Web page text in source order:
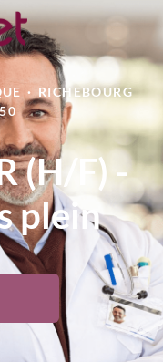
· RICHEBOURG
(H/F) -
plein